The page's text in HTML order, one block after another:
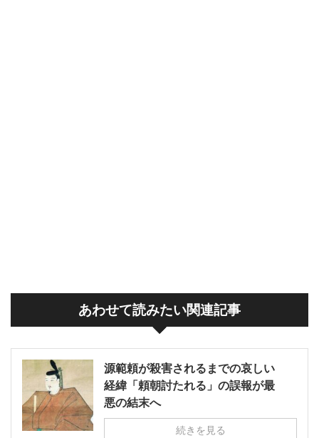
あわせて読みたい関連記事
源範頼が殺害されるまでの哀しい
経緯「頼朝討たれる」の誤報が最
悪の結末へ
続きを見る